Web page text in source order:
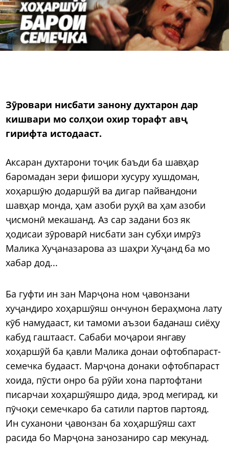
Зӯровари нисбати занону духтарон дар
кишвари мо солҳои охир торафт авҷ
гирифта истодааст.
Аксаран духтарони тоҷик баъди ба шавҳар
баромадан зери фишори хусуру хушдоман,
хоҳаршӯю додаршӯй ва дигар пайвандони
шавҳар монда, ҳам азоби руҳӣ ва ҳам азоби
ҷисмонӣ мекашанд. Аз сар задани боз як
ҳодисаи зӯроварӣ нисбати зан субҳи имрӯз
Малика Хуҷаназарова аз шаҳри Хуҷанд ба мо
хабар дод...
Ба гуфти ин зан Марҷона ном ҷавонзани
хуҷандиро хоҳаршӯяш ончунон бераҳмона лату
кӯб намудааст, ки тамоми аъзои баданаш сиёҳу
кабуд гаштааст. Сабаби моҷарои янгаву
хоҳаршӯй ба қавли Малика донаи офтобпараст-
семечка будааст. Марҷона донаки офтобпараст
хоида, пӯсти онро ба рӯйи хона партофтани
писарчаи хоҳаршӯяшро дида, эрод мегирад, ки
пӯчоқи семечкаро ба сатили партов партояд.
Ин суханони ҷавонзан ба хоҳаршӯяш сахт
расида бо Марҷона занозаниро сар мекунад.